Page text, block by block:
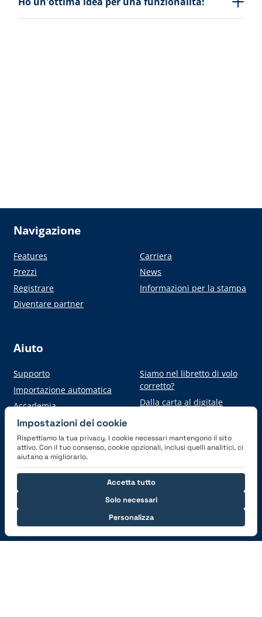
Navigazione
Features
Prezzi
Registrare
Diventare partner
Carriera
News
Informazioni per la stampa
Aiuto
Supporto
Importazione automatica
Accademia
Siamo nel libretto di volo
corretto?
Dalla carta al digitale
Scarica l'applicazione
Connettiti con noi
Impostazioni dei cookie
Rispettiamo la tua privacy. I cookie necessari mantengono il sito
attivo. Con il tuo consenso, cookie opzionali, inclusi quelli analitici, ci
aiutano a migliorarlo.
Solo necessari
Personalizza
Accetta tutto